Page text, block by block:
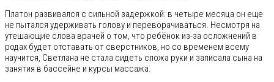
Платон развивался с сильной задержкой: в четыре месяца он еще
не пытался удерживать голову и переворачиваться. Несмотря на
утешающие слова врачей о том, что ребёнок из-за осложнений в
родах будет отставать от сверстников, но со временем всему
научится, Светлана не стала сидеть сложа руки и записала сына на
занятия в бассейне и курсы массажа.